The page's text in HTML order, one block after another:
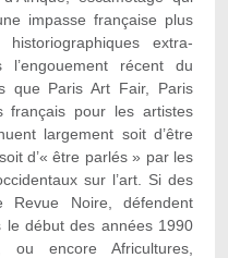
impasse française plus
extra-
l’engouement récent du
que Paris Art Fair, Paris
français pour les artistes
largement soit d’être
d’« être parlés » par les
sur l’art. Si des
Revue Noire, défendent
le début des années 1990
ou encore Africultures,